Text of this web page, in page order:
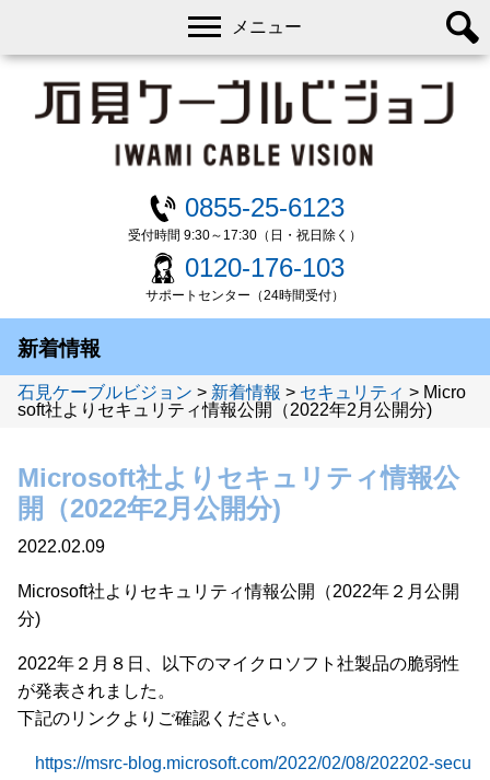
0855-25-6123
受付時間 9:30～17:30（日・祝日除く）
0120-176-103
サポートセンター（24時間受付）
メニュー
新着情報
石見ケーブルビジョン > 新着情報 > セキュリティ > Micro
soft社よりセキュリティ情報公開（2022年2月公開分)
Microsoft社よりセキュリティ情報公
開（2022年2月公開分)
2022.02.09
Microsoft社よりセキュリティ情報公開（2022年２月公開
分)
2022年２月８日、以下のマイクロソフト社製品の脆弱性
が発表されました。
下記のリンクよりご確認ください。
https://msrc-blog.microsoft.com/2022/02/08/202202-secu